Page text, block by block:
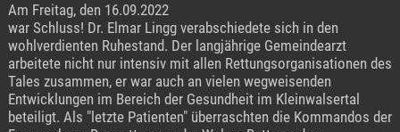
Am Freitag, den 16.09.2022
war Schluss! Dr. Elmar Lingg verabschiedete sich in den
wohlverdienten Ruhestand. Der langjährige Gemeindearzt
arbeitete nicht nur intensiv mit allen Rettungsorganisationen des
Tales zusammen, er war auch an vielen wegweisenden
Entwicklungen im Bereich der Gesundheit im Kleinwalsertal
beteiligt. Als "letzte Patienten" überraschten die Kommandos der